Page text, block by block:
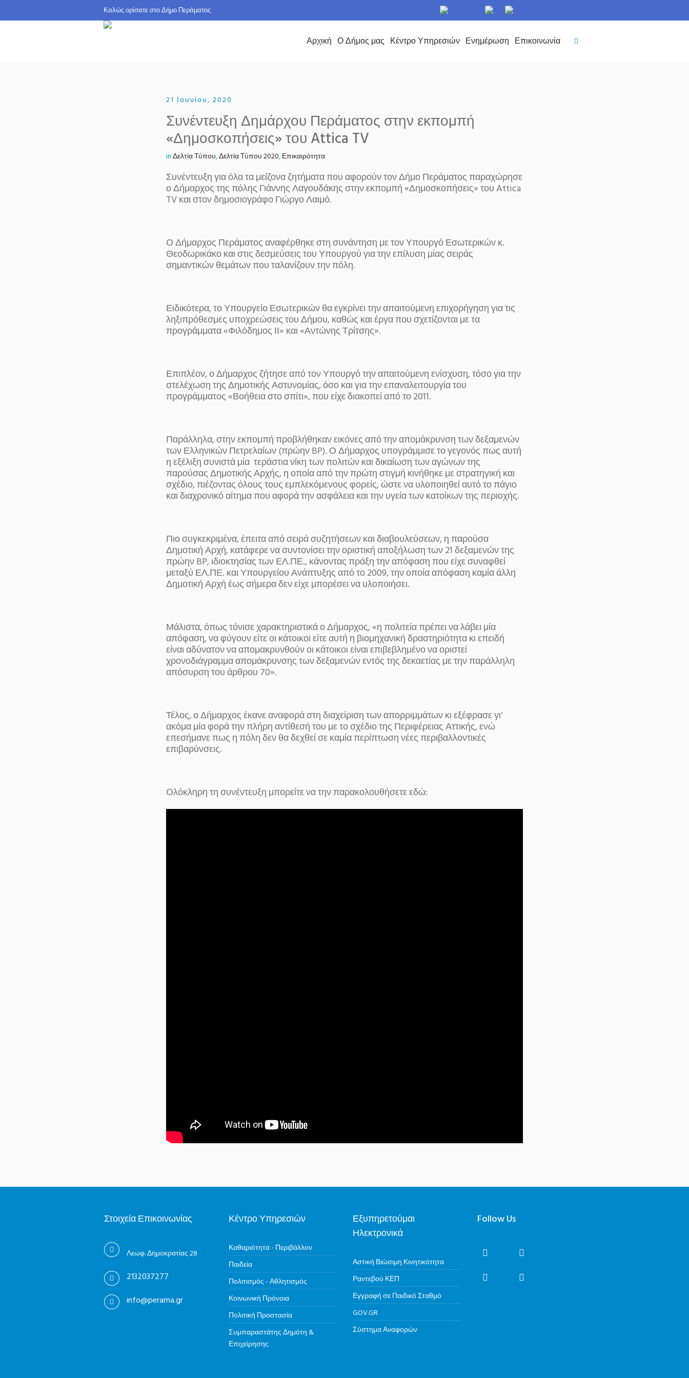
Καλώς ορίσατε στο Δήμο Περάματος
Αρχική Ο Δήμος μας Κέντρο Υπηρεσιών Ενημέρωση Επικοινωνία
21 Ιουνίου, 2020
Συνέντευξη Δημάρχου Περάματος στην εκπομπή
«Δημοσκοπήσεις» του Attica TV
inΔελτία Τύπου,Δελτία Τύπου 2020,Επικαιρότητα
Συνέντευξη για όλα τα μείζονα ζητήματα που αφορούν τον Δήμο Περάματος παραχώρησε
ο Δήμαρχος της πόλης Γιάννης Λαγουδάκης στην εκπομπή «Δημοσκοπήσεις» του Attica
TV και στον δημοσιογράφο Γιώργο Λαιμό.
Ο Δήμαρχος Περάματος αναφέρθηκε στη συνάντηση με τον Υπουργό Εσωτερικών κ.
Θεοδωρικάκο και στις δεσμεύσεις του Υπουργού για την επίλυση μίας σειράς
σημαντικών θεμάτων που ταλανίζουν την πόλη.
Ειδικότερα, το Υπουργείο Εσωτερικών θα εγκρίνει την απαιτούμενη επιχορήγηση για τις
ληξιπρόθεσμες υποχρεώσεις του Δήμου, καθώς και έργα που σχετίζονται με τα
προγράμματα «Φιλόδημος ΙΙ» και «Αντώνης Τρίτσης».
Επιπλέον, ο Δήμαρχος ζήτησε από τον Υπουργό την απαιτούμενη ενίσχυση, τόσο για την
στελέχωση της Δημοτικής Αστυνομίας, όσο και για την επαναλειτουργία του
προγράμματος «Βοήθεια στο σπίτι», που είχε διακοπεί από το 2011.
Παράλληλα, στην εκπομπή προβλήθηκαν εικόνες από την απομάκρυνση των δεξαμενών
των Ελληνικών Πετρελαίων (πρώην BP). Ο Δήμαρχος υπογράμμισε το γεγονός πως αυτή
η εξέλιξη συνιστά μία τεράστια νίκη των πολιτών και δικαίωση των αγώνων της
παρούσας Δημοτικής Αρχής, η οποία από την πρώτη στιγμή κινήθηκε με στρατηγική και
σχέδιο, πιέζοντας όλους τους εμπλεκόμενους φορείς, ώστε να υλοποιηθεί αυτό το πάγιο
και διαχρονικό αίτημα που αφορά την ασφάλεια και την υγεία των κατοίκων της περιοχής.
Πιο συγκεκριμένα, έπειτα από σειρά συζητήσεων και διαβουλεύσεων, η παρούσα
Δημοτική Αρχή, κατάφερε να συντονίσει την οριστική αποξήλωση των 21 δεξαμενών της
πρώην BP, ιδιοκτησίας των ΕΛ.ΠΕ., κάνοντας πράξη την απόφαση που είχε συναφθεί
μεταξύ ΕΛ.ΠΕ. και Υπουργείου Ανάπτυξης από το 2009, την οποία απόφαση καμία άλλη
Δημοτική Αρχή έως σήμερα δεν είχε μπορέσει να υλοποιήσει.
Μάλιστα, όπως τόνισε χαρακτηριστικά ο Δήμαρχος, «η πολιτεία πρέπει να λάβει μία
απόφαση, να φύγουν είτε οι κάτοικοι είτε αυτή η βιομηχανική δραστηριότητα κι επειδή
είναι αδύνατον να απομακρυνθούν οι κάτοικοι είναι επιβεβλημένο να οριστεί
χρονοδιάγραμμα απομάκρυνσης των δεξαμενών εντός της δεκαετίας με την παράλληλη
απόσυρση του άρθρου 70».
Τέλος, ο Δήμαρχος έκανε αναφορά στη διαχείριση των απορριμμάτων κι εξέφρασε γι’
ακόμα μία φορά την πλήρη αντίθεσή του με το σχέδιο της Περιφέρειας Αττικής, ενώ
επεσήμανε πως η πόλη δεν θα δεχθεί σε καμία περίπτωση νέες περιβαλλοντικές
επιβαρύνσεις.
Ολόκληρη τη συνέντευξη μπορείτε να την παρακολουθήσετε εδώ:
Στοιχεία Επικοινωνίας
Λεωφ. Δημοκρατίας 28
2132037277
info@perama.gr
Κέντρο Υπηρεσιών
Καθαριότητα - Περιβάλλον
Παιδεία
Πολιτισμός - Αθλητισμός
Κοινωνική Πρόνοια
Πολιτική Προστασία
Συμπαραστάτης Δημότη &
Επιχείρησης
Εξυπηρετούμαι
Ηλεκτρονικά
Αστική Βιώσιμη Κινητικότητα
Ραντεβού ΚΕΠ
Εγγραφή σε Παιδικό Σταθμό
GOV.GR
Σύστημα Αναφορών
Follow Us